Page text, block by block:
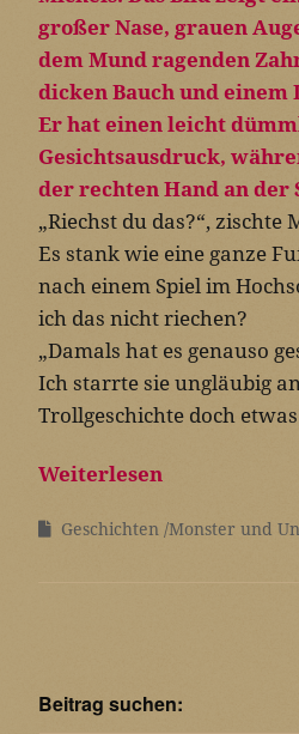
„Riechst du das?“, zischte
Es stank wie eine ganze
nach einem Spiel im
ich das nicht riechen?
„Damals hat es genauso
Ich starrte sie ungläubig
Trollgeschichte doch
Weiterlesen
Geschichten Monster und
Beitrag suchen: